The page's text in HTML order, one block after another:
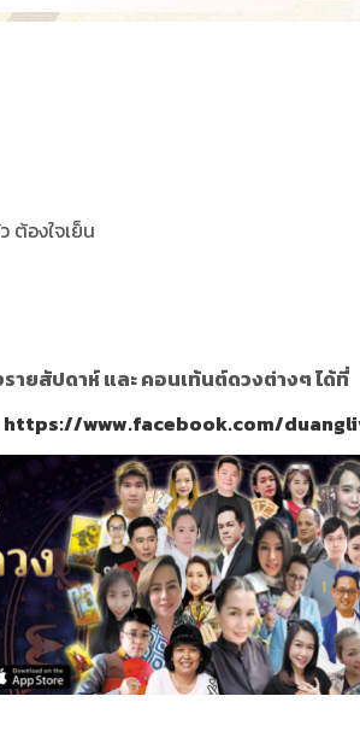
ต้องใจเย็น
ายสัปดาห์ และ คอนเท้นต์ดวงต่างๆ ได้ที่
https://www.facebook.com/